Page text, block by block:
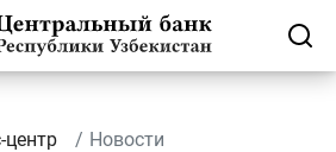
центр Новости